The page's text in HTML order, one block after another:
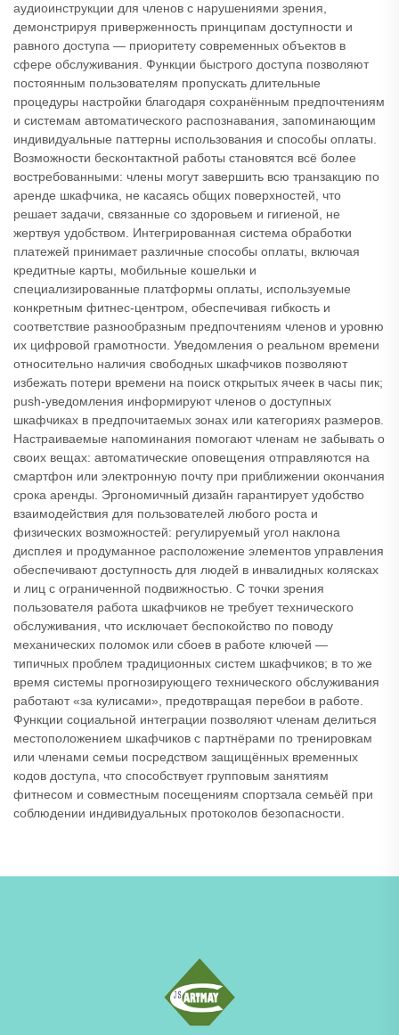
аудиоинструкции для членов с нарушениями зрения,
демонстрируя приверженность принципам доступности и
равного доступа — приоритету современных объектов в
сфере обслуживания. Функции быстрого доступа позволяют
постоянным пользователям пропускать длительные
процедуры настройки благодаря сохранённым предпочтениям
и системам автоматического распознавания, запоминающим
индивидуальные паттерны использования и способы оплаты.
Возможности бесконтактной работы становятся всё более
востребованными: члены могут завершить всю транзакцию по
аренде шкафчика, не касаясь общих поверхностей, что
решает задачи, связанные со здоровьем и гигиеной, не
жертвуя удобством. Интегрированная система обработки
платежей принимает различные способы оплаты, включая
кредитные карты, мобильные кошельки и
специализированные платформы оплаты, используемые
конкретным фитнес-центром, обеспечивая гибкость и
соответствие разнообразным предпочтениям членов и уровню
их цифровой грамотности. Уведомления о реальном времени
относительно наличия свободных шкафчиков позволяют
избежать потери времени на поиск открытых ячеек в часы пик;
push-уведомления информируют членов о доступных
шкафчиках в предпочитаемых зонах или категориях размеров.
Настраиваемые напоминания помогают членам не забывать о
своих вещах: автоматические оповещения отправляются на
смартфон или электронную почту при приближении окончания
срока аренды. Эргономичный дизайн гарантирует удобство
взаимодействия для пользователей любого роста и
физических возможностей: регулируемый угол наклона
дисплея и продуманное расположение элементов управления
обеспечивают доступность для людей в инвалидных колясках
и лиц с ограниченной подвижностью. С точки зрения
пользователя работа шкафчиков не требует технического
обслуживания, что исключает беспокойство по поводу
механических поломок или сбоев в работе ключей —
типичных проблем традиционных систем шкафчиков; в то же
время системы прогнозирующего технического обслуживания
работают «за кулисами», предотвращая перебои в работе.
Функции социальной интеграции позволяют членам делиться
местоположением шкафчиков с партнёрами по тренировкам
или членами семьи посредством защищённых временных
кодов доступа, что способствует групповым занятиям
фитнесом и совместным посещениям спортзала семьёй при
соблюдении индивидуальных протоколов безопасности.